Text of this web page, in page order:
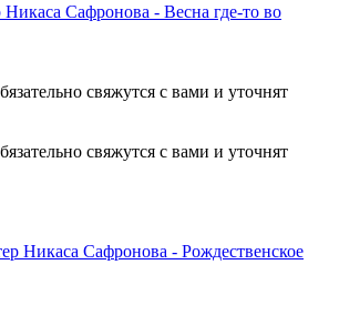
Сафронова - Весна где-то во
свяжутся с вами и уточнят
свяжутся с вами и уточнят